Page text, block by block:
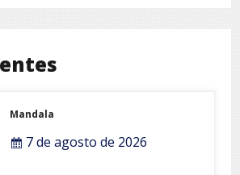
Mandala
7 de agosto de 2026